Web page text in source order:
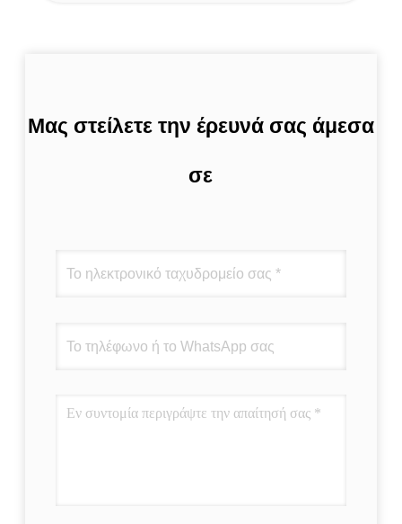
Μας στείλετε την έρευνά σας άμεσα
σε